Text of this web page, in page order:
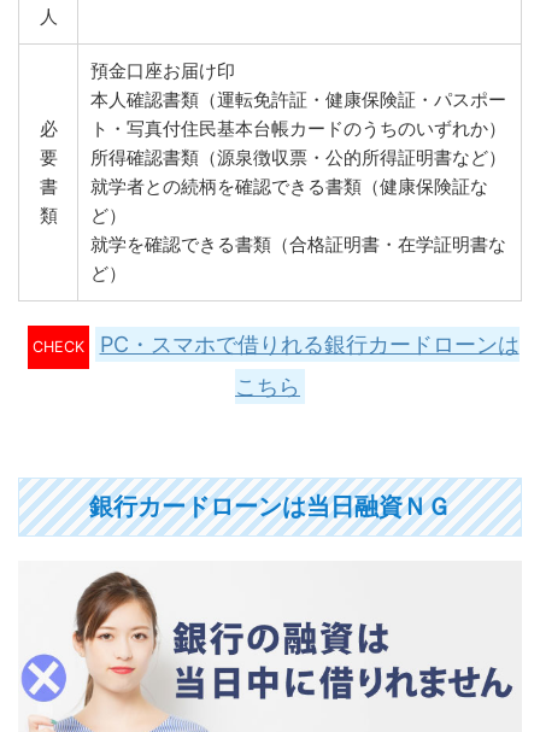
人
必
要
書
類
預金口座お届け印
本人確認書類（運転免許証・健康保険証・パスポー
ト・写真付住民基本台帳カードのうちのいずれか）
所得確認書類（源泉徴収票・公的所得証明書など）
就学者との続柄を確認できる書類（健康保険証な
ど）
就学を確認できる書類（合格証明書・在学証明書な
ど）
CHECK
PC・スマホで借りれる銀行カードローンは
こちら
銀行カードローンは当日融資ＮＧ